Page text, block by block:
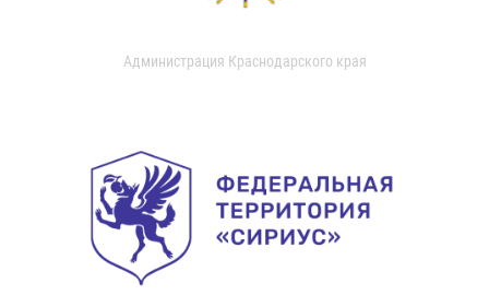
Администрация Краснодарского края